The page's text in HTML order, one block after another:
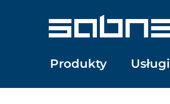
Produkty Usługi